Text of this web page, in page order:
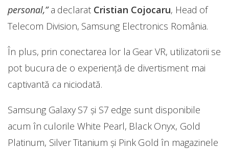
personal,”a declarat Cristian Cojocaru, Head of
Telecom Division, Samsung Electronics România.
În plus, prin conectarea lor la Gear VR, utilizatorii se
pot bucura de o experiență de divertisment mai
captivantă ca niciodată.
Samsung Galaxy S7 și S7 edge sunt disponibile
acum în culorile White Pearl, Black Onyx, Gold
Platinum, Silver Titanium și Pink Gold în magazinele